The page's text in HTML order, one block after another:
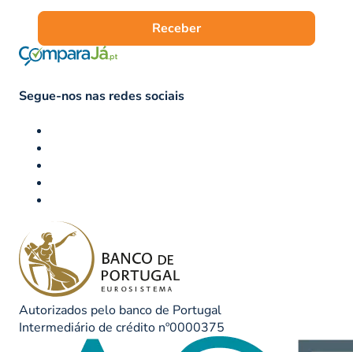
Receber
Segue-nos nas redes sociais
Autorizados pelo banco de Portugal
Intermediário de crédito nº0000375